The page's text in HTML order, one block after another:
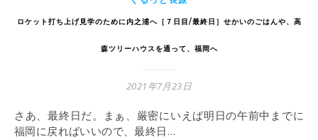
ロケット打ち上げ見学のために内之浦へ［７日目/最終日］せかいのごはんや、高
森ツリーハウスを通って、福岡へ
2021年7月23日
さあ、最終日だ。まぁ、厳密にいえば明日の午前中までに
福岡に戻ればいいので、最終日…